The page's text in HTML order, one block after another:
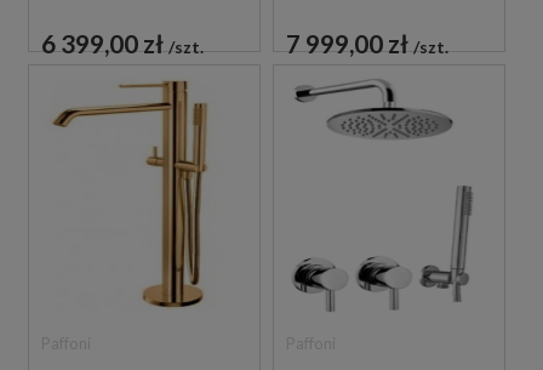
6 399,00 zł szt. 7 999,00 zł szt.